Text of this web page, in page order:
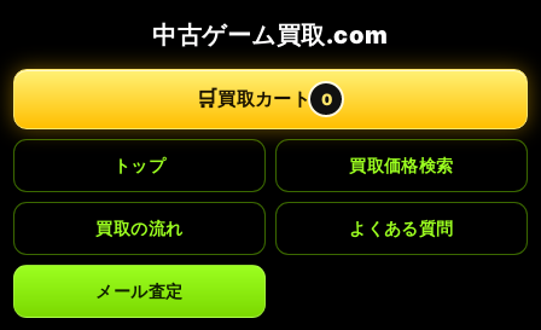
中古ゲーム買取.com
🛒買取カート 0
トップ 買取価格検索
買取の流れ よくある質問
メール査定